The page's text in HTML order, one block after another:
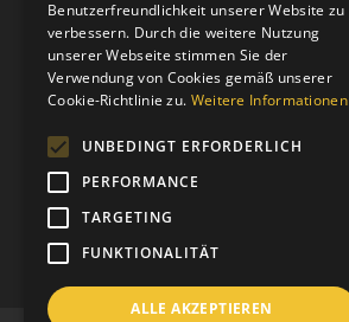
SWIFT-BIC: RZSBIT21101
Distrikt 108TA1
Clubcode: 21064
Homologiert am 12-03-1957
Charternight am 19-10-1957
Patenclub: Bolzano Bozen Host
Benutzerfreundlichkeit unserer Website zu
verbessern. Durch die weitere Nutzung
unserer Webseite stimmen Sie der
Verwendung von Cookies gemäß unserer
Cookie-Richtlinie zu. Weitere Informationen
UNBEDINGT ERFORDERLICH
PERFORMANCE
TARGETING
FUNKTIONALITÄT
ALLE AKZEPTIEREN